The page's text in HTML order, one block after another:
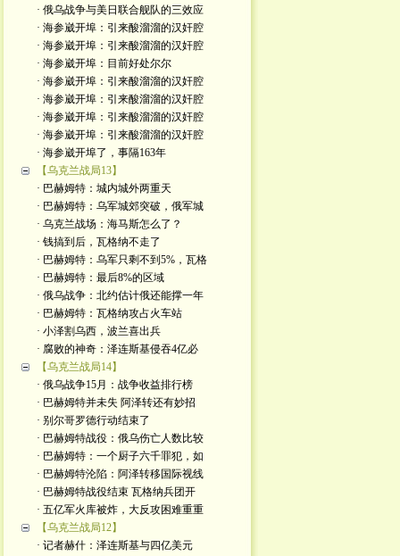
· 俄乌战争与美日联合舰队的三效应
· 海参崴开埠：引来酸溜溜的汉奸腔
· 海参崴开埠：引来酸溜溜的汉奸腔
· 海参崴开埠：目前好处尔尔
· 海参崴开埠：引来酸溜溜的汉奸腔
· 海参崴开埠：引来酸溜溜的汉奸腔
· 海参崴开埠：引来酸溜溜的汉奸腔
· 海参崴开埠：引来酸溜溜的汉奸腔
· 海参崴开埠了，事隔163年
【乌克兰战局13】
· 巴赫姆特：城内城外两重天
· 巴赫姆特：乌军城郊突破，俄军城
· 乌克兰战场：海马斯怎么了？
· 钱搞到后，瓦格纳不走了
· 巴赫姆特：乌军只剩不到5%，瓦格
· 巴赫姆特：最后8%的区域
· 俄乌战争：北约估计俄还能撑一年
· 巴赫姆特：瓦格纳攻占火车站
· 小泽割乌西，波兰喜出兵
· 腐败的神奇：泽连斯基侵吞4亿必
【乌克兰战局14】
· 俄乌战争15月：战争收益排行榜
· 巴赫姆特并未失 阿泽转还有妙招
· 别尔哥罗德行动结束了
· 巴赫姆特战役：俄乌伤亡人数比较
· 巴赫姆特：一个厨子六千罪犯，如
· 巴赫姆特沦陷：阿泽转移国际视线
· 巴赫姆特战役结束 瓦格纳兵团开
· 五亿军火库被炸，大反攻困难重重
【乌克兰战局12】
· 记者赫什：泽连斯基与四亿美元